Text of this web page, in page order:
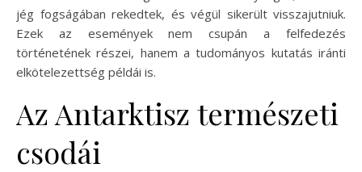
jég fogságában rekedtek, és végül sikerült visszajutniuk.
Ezek az események nem csupán a felfedezés
történetének részei, hanem a tudományos kutatás iránti
elkötelezettség példái is.
Az Antarktisz természeti
csodái